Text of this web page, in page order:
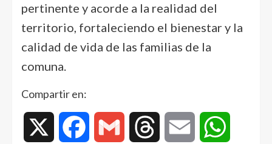
pertinente y acorde a la realidad del
territorio, fortaleciendo el bienestar y la
calidad de vida de las familias de la
comuna.
Compartir en:
Facebook Gmail Threads Email